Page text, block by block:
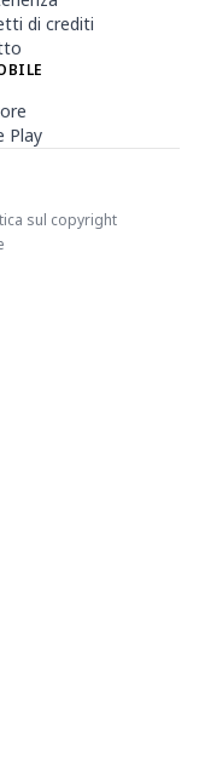
di crediti
Play
sul copyright